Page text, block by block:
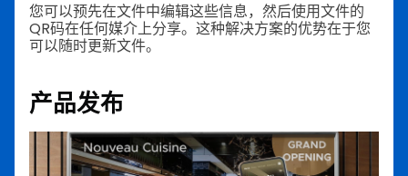
您可以预先在文件中编辑这些信息，然后使用文件的
QR码在任何媒介上分享。这种解决方案的优势在于您
可以随时更新文件。
产品发布